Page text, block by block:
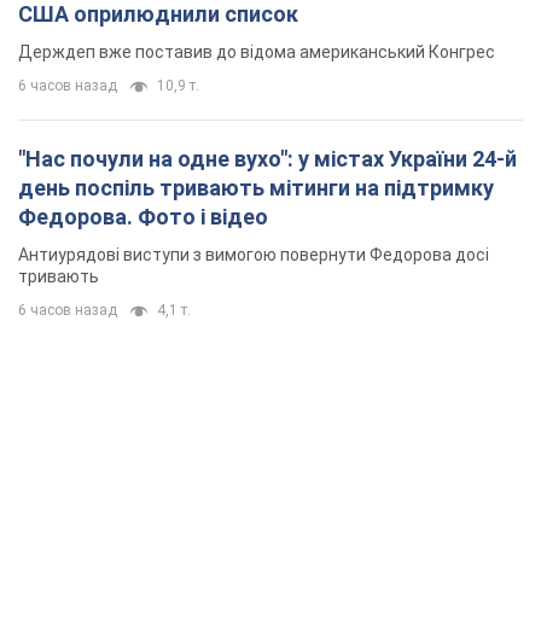
США оприлюднили список
Держдеп вже поставив до відома американський Конгрес
6 часов назад 10,9 т.
"Нас почули на одне вухо": у містах України 24-й
день поспіль тривають мітинги на підтримку
Федорова. Фото і відео
Антиурядові виступи з вимогою повернути Федорова досі
тривають
6 часов назад 4,1 т.